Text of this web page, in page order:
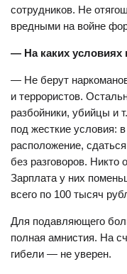
сотрудников. Не
вредными на войне
— На каких
— Не берут
и террористов.
разбойники, убийцы и
под жесткие условия:
расположение,
без разговоров. Никто
Зарплата у них
всего по 100 тысяч
Для подавляющего
полная амнистия. На
гибели — не уверен.